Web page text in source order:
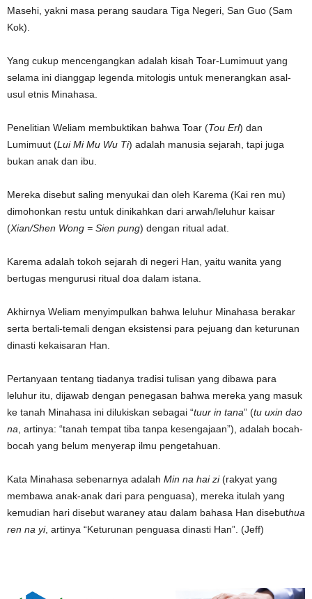
Masehi, yakni masa perang saudara Tiga Negeri, San Guo (Sam
Kok).
Yang cukup mencengangkan adalah kisah Toar-Lumimuut yang
selama ini dianggap legenda mitologis untuk menerangkan asal-
usul etnis Minahasa.
Penelitian Weliam membuktikan bahwa Toar (Tou Erl) dan
Lumimuut (Lui Mi Mu Wu Ti) adalah manusia sejarah, tapi juga
bukan anak dan ibu.
Mereka disebut saling menyukai dan oleh Karema (Kai ren mu)
dimohonkan restu untuk dinikahkan dari arwah/leluhur kaisar
(Xian/Shen Wong = Sien pung) dengan ritual adat.
Karema adalah tokoh sejarah di negeri Han, yaitu wanita yang
bertugas mengurusi ritual doa dalam istana.
Akhirnya Weliam menyimpulkan bahwa leluhur Minahasa berakar
serta bertali-temali dengan eksistensi para pejuang dan keturunan
dinasti kekaisaran Han.
Pertanyaan tentang tiadanya tradisi tulisan yang dibawa para
leluhur itu, dijawab dengan penegasan bahwa mereka yang masuk
ke tanah Minahasa ini dilukiskan sebagai “tuur in tana” (tu uxin dao
na , artinya: “tanah tempat tiba tanpa kesengajaan”), adalah bocah-
bocah yang belum menyerap ilmu pengetahuan.
Kata Minahasa sebenarnya adalah Min na hai zi(rakyat yang
membawa anak-anak dari para penguasa), mereka itulah yang
kemudian hari disebut waraney atau dalam bahasa Han disebuthua
ren na yi, artinya “Keturunan penguasa dinasti Han”. (Jeff)